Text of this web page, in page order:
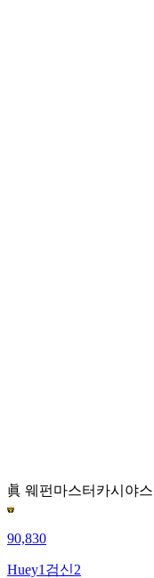
眞 웨펀마스터 카시야스
90,830
Huey1검신2